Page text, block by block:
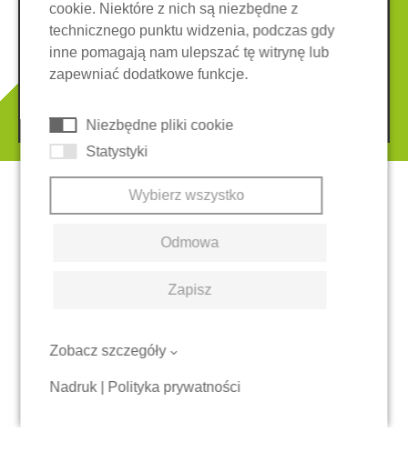
Nota prawna
Ochrona danych
Ogólne warunki
System zgłaszania nieprawidłowości
Ciasteczka
cookie. Niektóre z nich są niezbędne z
technicznego punktu widzenia, podczas gdy
inne pomagają nam ulepszać tę witrynę lub
zapewniać dodatkowe funkcje.
Niezbędne pliki cookie
Statystyki
Wybierz wszystko
Odmowa
Zapisz
Zobacz szczegóły
Nadruk| Polityka prywatności